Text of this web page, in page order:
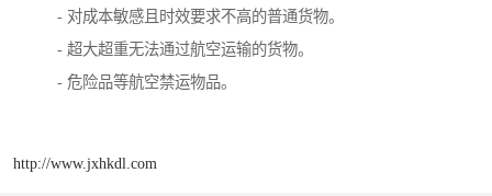
- 对成本敏感且时效要求不高的普通货物。
- 超大超重无法通过航空运输的货物。
- 危险品等航空禁运物品。
http://www.jxhkdl.com